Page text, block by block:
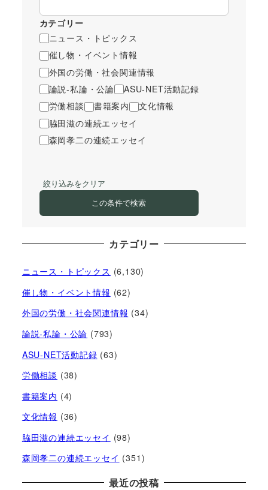
カテゴリー
ニュース・トピックス
催し物・イベント情報
外国の労働・社会関連情報
論説-私論・公論
ASU-NET活動記録
労働相談
書籍案内
文化情報
脇田滋の連続エッセイ
森岡孝二の連続エッセイ
絞り込みをクリア
この条件で検索
カテゴリー
ニュース・トピックス (6,130)
催し物・イベント情報 (62)
外国の労働・社会関連情報 (34)
論説-私論・公論 (793)
ASU-NET活動記録 (63)
労働相談 (38)
書籍案内 (4)
文化情報 (36)
脇田滋の連続エッセイ (98)
森岡孝二の連続エッセイ (351)
最近の投稿